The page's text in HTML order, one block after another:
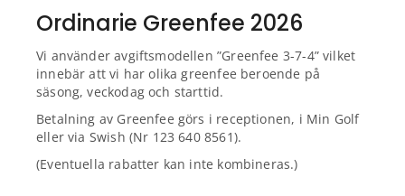
Ordinarie Greenfee 2026
Vi använder avgiftsmodellen ”Greenfee 3-7-4” vilket
innebär att vi har olika greenfee beroende på
säsong, veckodag och starttid.
Betalning av Greenfee görs i receptionen, i Min Golf
eller via Swish (Nr 123 640 8561).
(Eventuella rabatter kan inte kombineras.)